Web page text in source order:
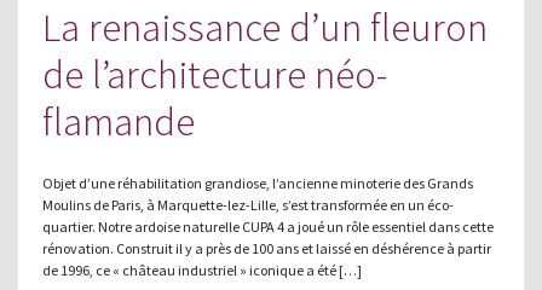
La renaissance d’un fleuron
de l’architecture néo-
flamande
Objet d’une réhabilitation grandiose, l’ancienne minoterie des Grands
Moulins de Paris, à Marquette-lez-Lille, s’est transformée en un éco-
quartier. Notre ardoise naturelle CUPA 4 a joué un rôle essentiel dans cette
rénovation. Construit il y a près de 100 ans et laissé en déshérence à partir
de 1996, ce « château industriel » iconique a été […]